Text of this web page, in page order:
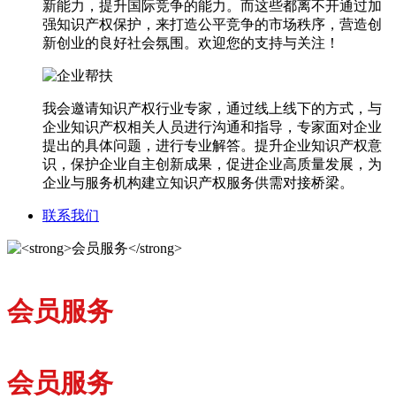
新能力，提升国际竞争的能力。而这些都离不开通过加
强知识产权保护，来打造公平竞争的市场秩序，营造创
新创业的良好社会氛围。欢迎您的支持与关注！
我会邀请知识产权行业专家，通过线上线下的方式，与
企业知识产权相关人员进行沟通和指导，专家面对企业
提出的具体问题，进行专业解答。提升企业知识产权意
识，保护企业自主创新成果，促进企业高质量发展，为
企业与服务机构建立知识产权服务供需对接桥梁。
联系我们
会员服务
会员服务